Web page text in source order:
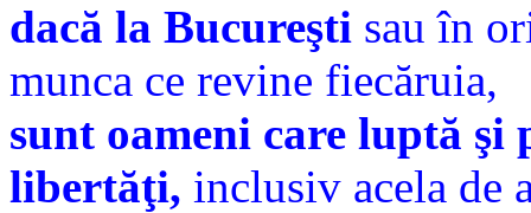
dacă la Bucureşti sau în
munca ce revine fiecăruia,
sunt oameni care luptă
libertăţi, inclusiv acela de